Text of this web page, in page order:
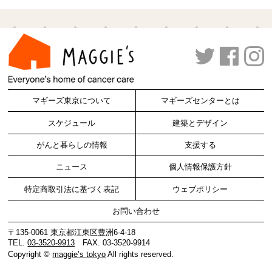
マギーズ東京について マギーズセンターとは
スケジュール 建築とデザイン
がんと暮らしの情報 支援する
ニュース 個人情報保護方針
特定商取引法に基づく表記 ウェブポリシー
お問い合わせ
〒135-0061 東京都江東区豊洲6-4-18
TEL.03-3520-9913 FAX. 03-3520-9914
Copyright ©maggie’s tokyo All rights reserved.